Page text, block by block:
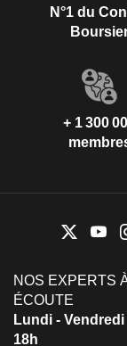
N°1 du
+ 1 300
NOS EXPERTS
ÉCOUTE
Lundi -
18h